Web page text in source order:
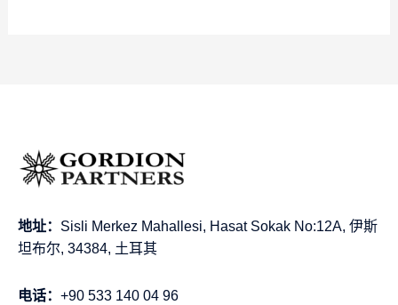
地址： Sisli Merkez Mahallesi, Hasat Sokak No:12A, 伊斯
坦布尔, 34384, 土耳其
电话： +90 533 140 04 96